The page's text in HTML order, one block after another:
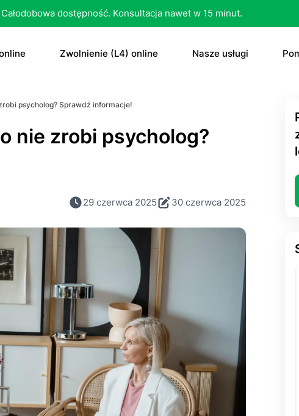
Całodobowa dostępność. Konsultacja nawet w 15 minut.
„dzień po”
Zwolnienie (L4) online Nasze usługi
Konsultacja lekarska
Konsultacja
Tabletka „dzień po”
Leczenie otyłości
Ubezpieczenie na
psycholog? Sprawdź informacje!
nie zrobi psycholog?
29 czerwca 2025 30 czerwca 2025